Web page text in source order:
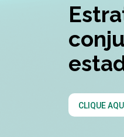
CLIQUE AQUI